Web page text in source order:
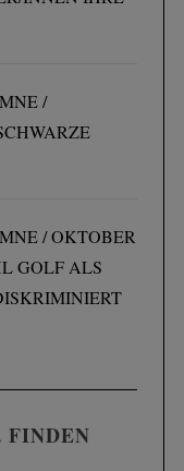
/
/ OKTOBER
GOLF ALS
FINDEN